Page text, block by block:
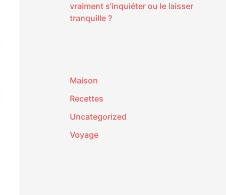
vraiment s’inquiéter ou le laisser
tranquille ?
Maison
Recettes
Uncategorized
Voyage